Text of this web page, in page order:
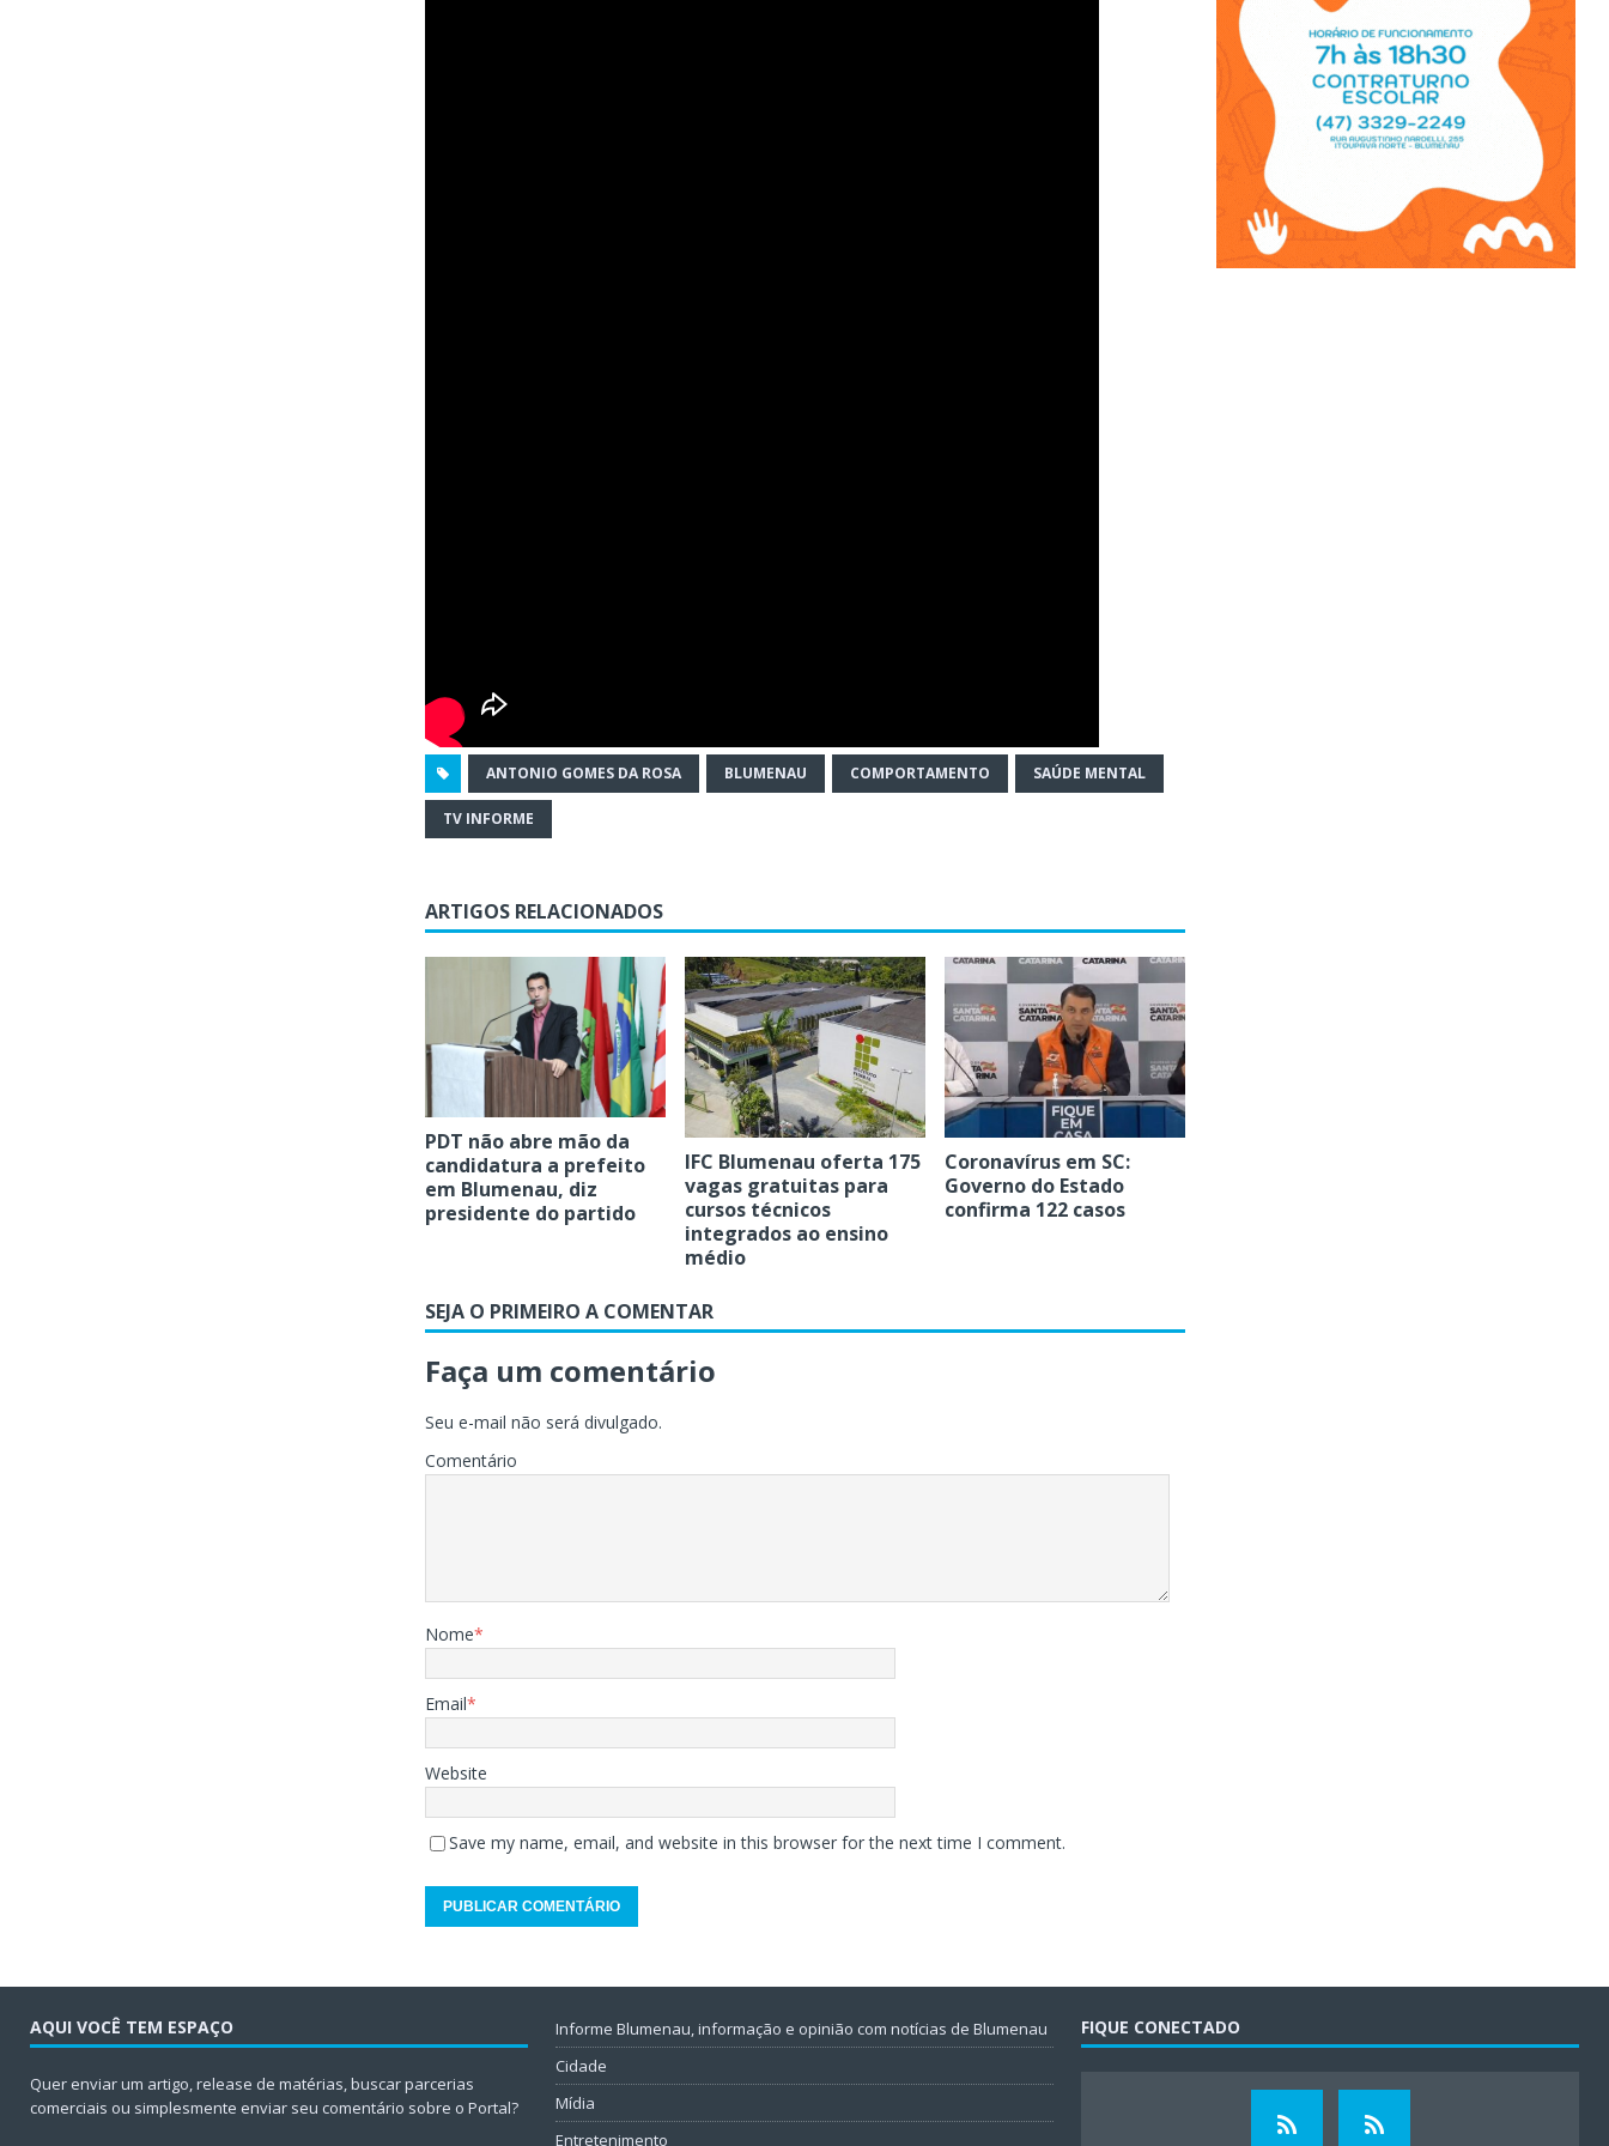
ANTONIO GOMES DA ROSA BLUMENAU COMPORTAMENTO SAÚDE MENTAL
TV INFORME
ARTIGOS RELACIONADOS
PDT não abre mão da
candidatura a prefeito
em Blumenau, diz
presidente do partido
IFC Blumenau oferta 175
vagas gratuitas para
cursos técnicos
integrados ao ensino
médio
Coronavírus em SC:
Governo do Estado
confirma 122 casos
SEJA O PRIMEIRO A COMENTAR
Faça um comentário
Seu e-mail não será divulgado.
Comentário
Nome*
Email*
Website
Save my name, email, and website in this browser for the next time I comment.
AQUI VOCÊ TEM ESPAÇO
Quer enviar um artigo, release de matérias, buscar parcerias
comerciais ou simplesmente enviar seu comentário sobre o Portal?
Informe Blumenau, informação e opinião com notícias de Blumenau
Cidade
Mídia
Entretenimento
FIQUE CONECTADO